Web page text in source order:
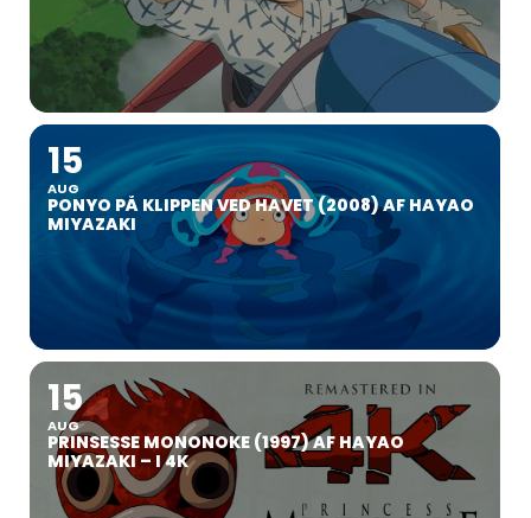
15
AUG
PONYO PÅ KLIPPEN VED HAVET (2008) AF HAYAO
MIYAZAKI
15
AUG
PRINSESSE MONONOKE (1997) AF HAYAO
MIYAZAKI – I 4K